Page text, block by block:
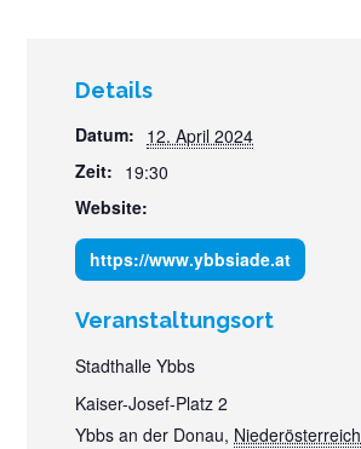
Details
Datum: 12. April 2024
Zeit: 19:30
Website:
https://www.ybbsiade.at
Veranstaltungsort
Stadthalle Ybbs
Kaiser-Josef-Platz 2
Ybbs an der Donau, Niederösterreich